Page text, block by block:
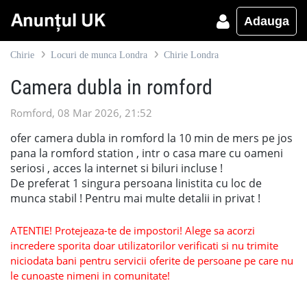
Adauga
Chirie Locuri de munca Londra Chirie Londra
Camera dubla in romford
Romford, 08 Mar 2026, 21:52
ofer camera dubla in romford la 10 min de mers pe jos
pana la romford station , intr o casa mare cu oameni
seriosi , acces la internet si biluri incluse !
De preferat 1 singura persoana linistita cu loc de
munca stabil ! Pentru mai multe detalii in privat !
ATENTIE! Protejeaza-te de impostori! Alege sa acorzi
incredere sporita doar utilizatorilor verificati si nu trimite
niciodata bani pentru servicii oferite de persoane pe care nu
le cunoaste nimeni in comunitate!